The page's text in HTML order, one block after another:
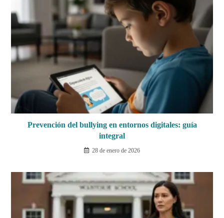
Prevención del bullying en entornos digitales: guía
integral
28 de enero de 2026